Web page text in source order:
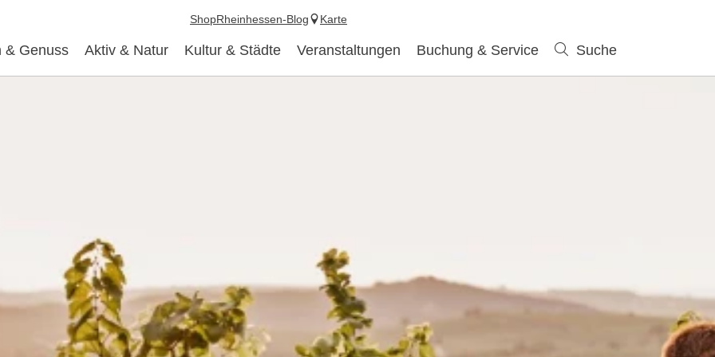
& Genuss Aktiv & Natur Kultur & Städte Veranstaltungen Buchung & Service Suche
ShopRheinhessen-Blog Karte